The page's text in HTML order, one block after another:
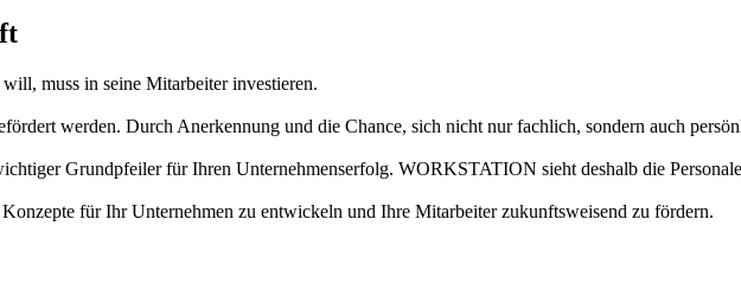
muss in seine Mitarbeiter investieren.
werden. Durch Anerkennung und die Chance, sich nicht nur fachlich, sondern auch
Grundpfeiler für Ihren Unternehmenserfolg. WORKSTATION sieht deshalb die
Konzepte für Ihr Unternehmen zu entwickeln und Ihre Mitarbeiter zukunftsweisend zu fördern.